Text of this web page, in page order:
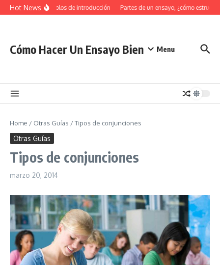
Saltar al contenido
Hot News34 Ejemplos de introducción Partes de un ensayo, ¿cómo
Cómo Hacer Un Ensayo Bien Menu
Home / Otras Guías /Tipos de conjunciones
Otras Guías
Tipos de conjunciones
marzo 20, 2014